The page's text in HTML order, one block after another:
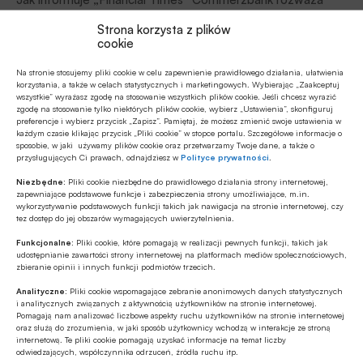
Strona korzysta z plików
cookie
Na stronie stosujemy pliki cookie w celu zapewnienie prawidłowego działania, ułatwienia
korzystania, a także w celach statystycznych i marketingowych. Wybierając „Zaakceptuj
wszystkie” wyrażasz zgodę na stosowanie wszystkich plików cookie. Jeśli chcesz wyrazić
zgodę na stosowanie tylko niektórych plików cookie, wybierz „Ustawienia”, skonfiguruj
preferencje i wybierz przycisk „Zapisz”. Pamiętaj, że możesz zmienić swoje ustawienia w
każdym czasie klikając przycisk „Pliki cookie” w stopce portalu. Szczegółowe informacje o
sposobie, w jaki używamy plików cookie oraz przetwarzamy Twoje dane, a także o
przysługujących Ci prawach, odnajdziesz wPolityce prywatności
Niezbędne: Pliki cookie niezbędne do prawidłowego działania strony internetowej,
zapewniające podstawowe funkcje i zabezpieczenia strony umożliwiające, m.in.
wykorzystywanie podstawowych funkcji takich jak nawigacja na stronie internetowej, czy
tez dostęp do jej obszarów wymagających uwierzytelnienia.
Funkcjonalne: Pliki cookie, które pomagają w realizacji pewnych funkcji, takich jak
udostępnianie zawartości strony internetowej na platformach mediów społecznościowych,
zbieranie opinii i innych funkcji podmiotów trzecich.
Analityczne: Pliki cookie wspomagające zebranie anonimowych danych statystycznych
i analitycznych związanych z aktywnością użytkowników na stronie internetowej.
Pomagają nam analizować liczbowe aspekty ruchu użytkowników na stronie internetowej
oraz służą do zrozumienia, w jaki sposób użytkownicy wchodzą w interakcje ze stroną
internetową. Te pliki cookie pomagają uzyskać informacje na temat liczby
odwiedzających, współczynnika odrzuceń, źródła ruchu itp.
próbę wrogiego przejęcia przez włoską grupę bankową
UniCredit. Plany mają zostać ujawnione radzie pracowników
w ciągu najbliższych tygodni.
16.11.2022 16:26
Euro Finance Week 2022 we
Frankfurcie: mniej kredytów na mieszkania, więcej
na konsumpcję
dobra – taki był ton dotychczasowych wypowiedzi
finansistów na międzynarodowych targach finansowych
„Euro Finance Week 2022”, które odbywają się w dniach
14‒18.11. 2022 roku, we Frankfurcie nad Menem, pisze
Włodzimierz Korzycki.
Banki, Firmy, Instytucje - Kadry
08.02.2020 12:33
Dr Bettina Orlopp
Członkini Rady Nadzorczej
mBank S.A.